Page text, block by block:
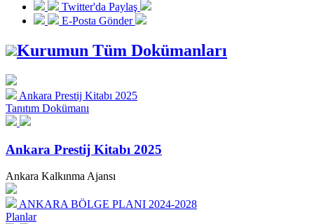
Twitter'da Paylaş
E-Posta Gönder
Kurumun Tüm Dokümanları
Ankara Prestij Kitabı 2025
Tanıtım Dokümanı
Ankara Prestij Kitabı 2025
Ankara Kalkınma Ajansı
ANKARA BÖLGE PLANI 2024-2028
Planlar